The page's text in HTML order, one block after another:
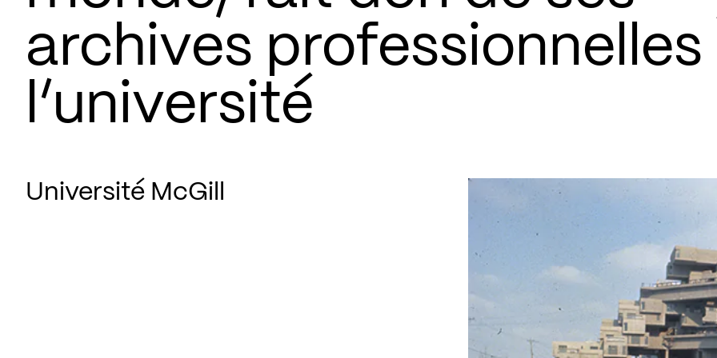
archives professionnelles
l’université
Université McGill